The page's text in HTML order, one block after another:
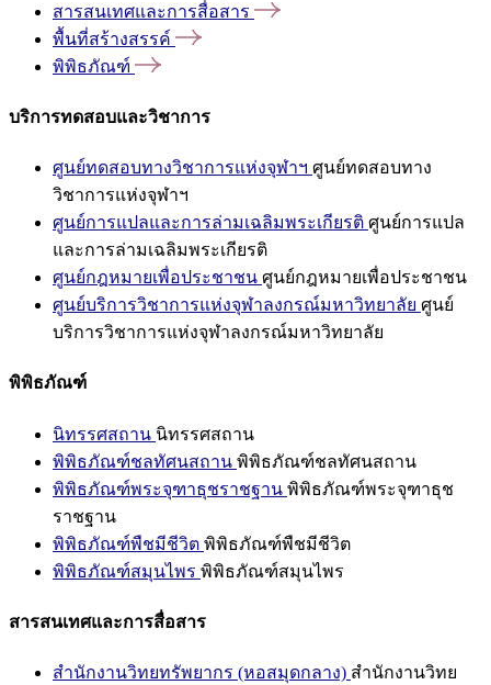
สารสนเทศและการสื่อสาร
พื้นที่สร้างสรรค์
พิพิธภัณฑ์
บริการทดสอบและวิชาการ
ศูนย์ทดสอบทางวิชาการแห่งจุฬาฯ ศูนย์ทดสอบทาง
วิชาการแห่งจุฬาฯ
ศูนย์การแปลและการล่ามเฉลิมพระเกียรติ ศูนย์การแปล
และการล่ามเฉลิมพระเกียรติ
ศูนย์กฎหมายเพื่อประชาชน ศูนย์กฎหมายเพื่อประชาชน
ศูนย์บริการวิชาการแห่งจุฬาลงกรณ์มหาวิทยาลัย ศูนย์
บริการวิชาการแห่งจุฬาลงกรณ์มหาวิทยาลัย
พิพิธภัณฑ์
นิทรรศสถาน นิทรรศสถาน
พิพิธภัณฑ์ชลทัศนสถาน พิพิธภัณฑ์ชลทัศนสถาน
พิพิธภัณฑ์พระจุฑาธุชราชฐาน พิพิธภัณฑ์พระจุฑาธุช
ราชฐาน
พิพิธภัณฑ์พืชมีชีวิต พิพิธภัณฑ์พืชมีชีวิต
พิพิธภัณฑ์สมุนไพร พิพิธภัณฑ์สมุนไพร
สารสนเทศและการสื่อสาร
สำนักงานวิทยทรัพยากร (หอสมุดกลาง) สำนักงานวิทย